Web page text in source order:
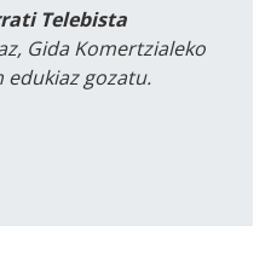
Telebista
Gida Komertzialeko
gozatu.